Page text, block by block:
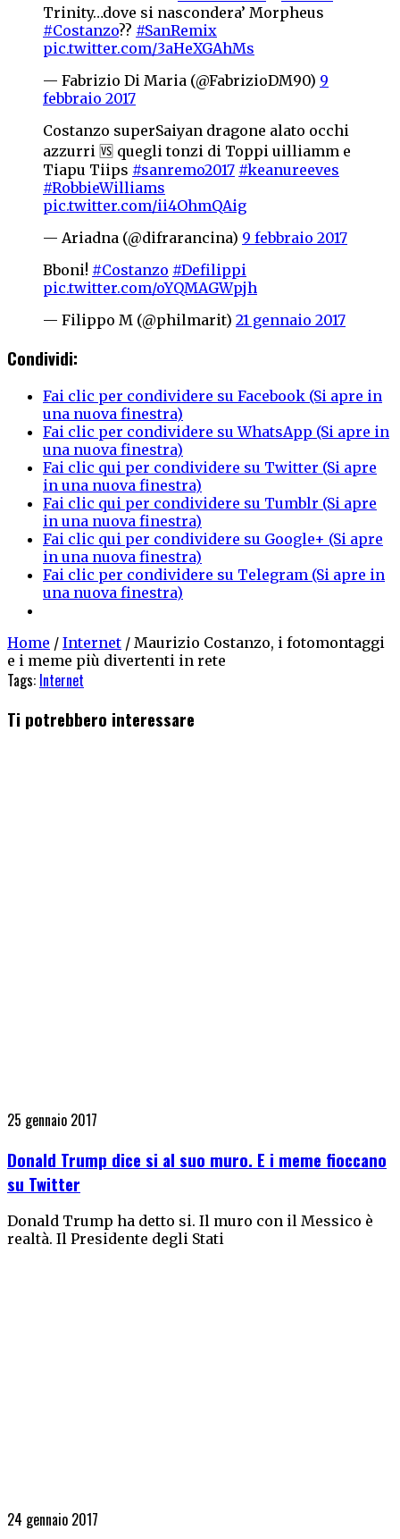
Trinity…dove si nascondera’ Morpheus
#Costanzo?? #SanRemix
pic.twitter.com/3aHeXGAhMs
— Fabrizio Di Maria (@FabrizioDM90) 9
febbraio 2017
Costanzo superSaiyan dragone alato occhi
azzurri 🆚 quegli tonzi di Toppi uilliamm e
Tiapu Tiips #sanremo2017 #keanureeves
#RobbieWilliams
pic.twitter.com/ii4OhmQAig
— Ariadna (@difrarancina) 9 febbraio 2017
Bboni! #Costanzo #Defilippi
pic.twitter.com/oYQMAGWpjh
— Filippo M (@philmarit) 21 gennaio 2017
Condividi:
Fai clic per condividere su Facebook (Si apre in
una nuova finestra)
Fai clic per condividere su WhatsApp (Si apre in
una nuova finestra)
Fai clic qui per condividere su Twitter (Si apre
in una nuova finestra)
Fai clic qui per condividere su Tumblr (Si apre
in una nuova finestra)
Fai clic qui per condividere su Google+ (Si apre
in una nuova finestra)
Fai clic per condividere su Telegram (Si apre in
una nuova finestra)
Home / Internet / Maurizio Costanzo, i fotomontaggi
e i meme più divertenti in rete
Tags: Internet
Ti potrebbero interessare
25 gennaio 2017
Donald Trump dice si al suo muro. E i meme fioccano
su Twitter
Donald Trump ha detto si. Il muro con il Messico è
realtà. Il Presidente degli Stati
24 gennaio 2017